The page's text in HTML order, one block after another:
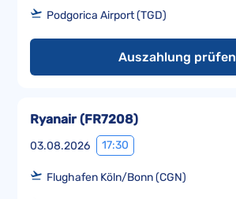
Podgorica Airport (TGD)
Auszahlung prüfen
03.08.2026 17:30
Ryanair(FR7208)
Flughafen Köln/Bonn (CGN)